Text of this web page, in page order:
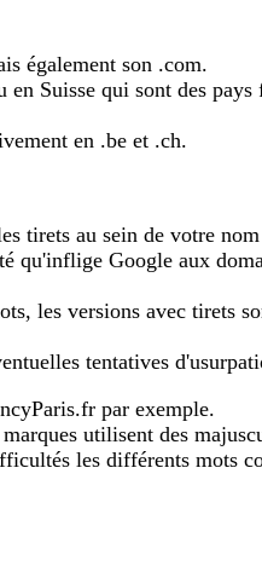
également son .com.
Suisse qui sont des pays
en .be et .ch.
tirets au sein de votre
qu'inflige Google aux
les versions avec tirets
tentatives
par exemple.
utilisent des
les différents mots